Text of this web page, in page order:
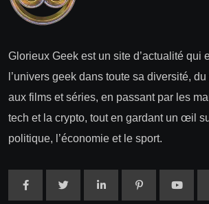
Glorieux Geek est un site d’actualité qui
l’univers geek dans toute sa diversité,
aux films et séries, en passant par les
tech et la crypto, tout en gardant un œil
politique, l’économie et le sport.